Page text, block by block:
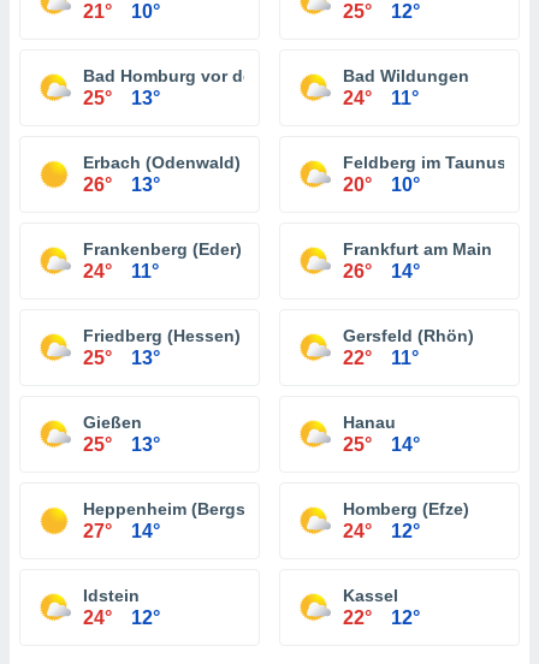
21° 10° 25° 12°
Bad Homburg vor der Höhe
25° 13°
Bad Wildungen
24° 11°
Erbach (Odenwald)
26° 13°
Feldberg im Taunus
20° 10°
Frankenberg (Eder)
24° 11°
Frankfurt am Main
26° 14°
Friedberg (Hessen)
25° 13°
Gersfeld (Rhön)
22° 11°
Gießen
25° 13°
Hanau
25° 14°
Heppenheim (Bergstraße)
27° 14°
Homberg (Efze)
24° 12°
Idstein
24° 12°
Kassel
22° 12°